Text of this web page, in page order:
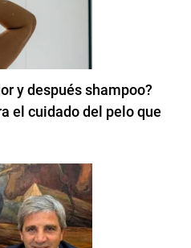
y después shampoo?
el cuidado del pelo que